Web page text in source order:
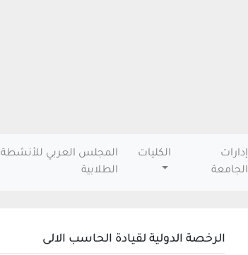
إدارات
الجامعة
الكليات
المجلس العربي للأنشطة
الطلابية
الرخصة الدولية لقيادة الحاسب الالى